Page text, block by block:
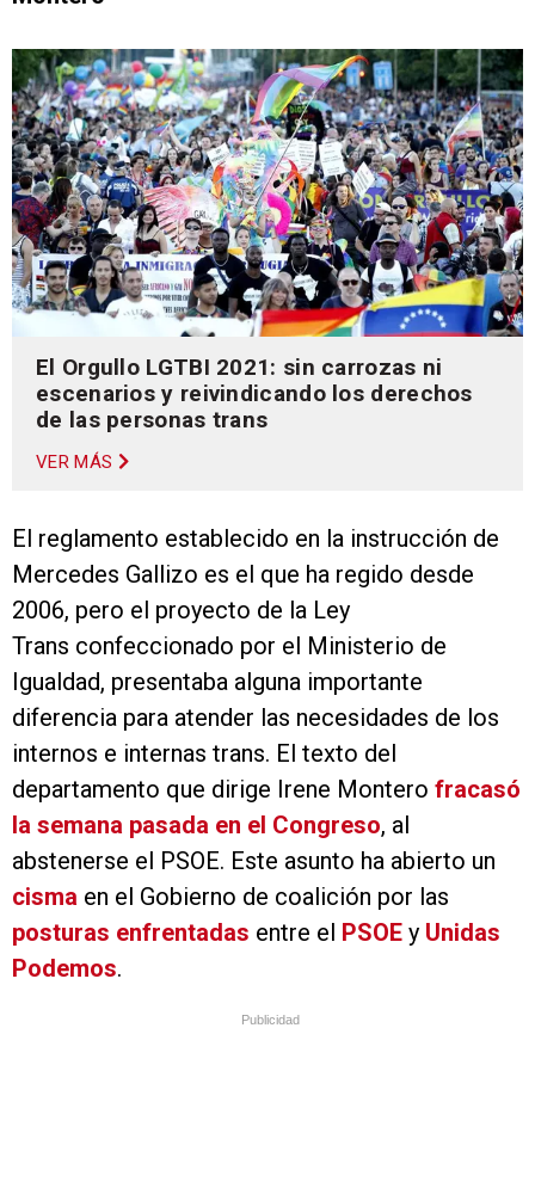
El Orgullo LGTBI 2021: sin carrozas ni
escenarios y reivindicando los derechos
de las personas trans
VER MÁS
El reglamento establecido en la instrucción de
Mercedes Gallizo es el que ha regido desde
2006, pero el proyecto de la Ley
Trans confeccionado por el Ministerio de
Igualdad, presentaba alguna importante
diferencia para atender las necesidades de los
internos e internas trans. El texto del
departamento que dirige Irene Montero fracasó
la semana pasada en el Congreso, al
abstenerse el PSOE. Este asunto ha abierto un
cisma en el Gobierno de coalición por las
posturas enfrentadas entre el PSOE y Unidas
Podemos.
Publicidad